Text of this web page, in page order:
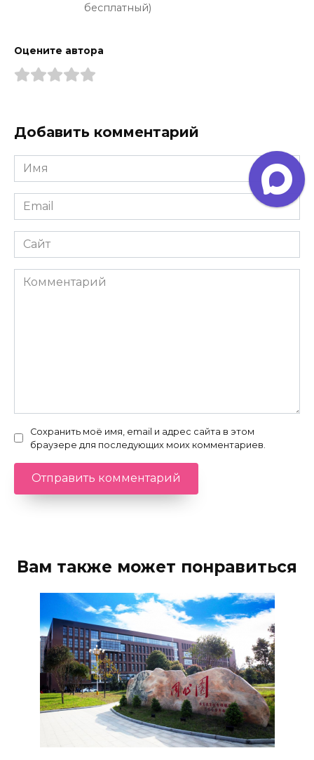
бесплатный)
Оцените автора
Добавить комментарий
Имя
*
Email
*
Сайт
Комментарий
Сохранить моё имя, email и адрес сайта в этом
браузере для последующих моих комментариев.
Вам также может понравиться